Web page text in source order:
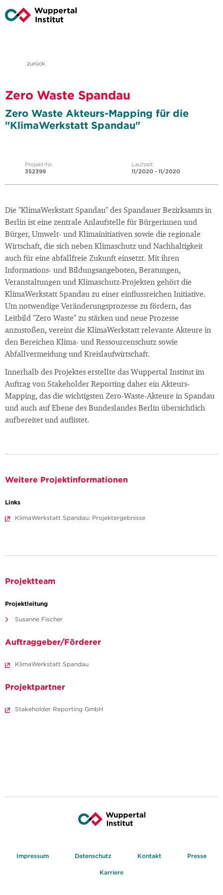
zurück
Zero Waste Spandau
Zero Waste Akteurs-Mapping für die
"KlimaWerkstatt Spandau"
Projekt-Nr.
352399
Laufzeit
11/2020 - 11/2020
Die "KlimaWerkstatt Spandau" des Spandauer Bezirksamts in
Berlin ist eine zentrale Anlaufstelle für Bürgerinnen und
Bürger, Umwelt- und Klimainitiativen sowie die regionale
Wirtschaft, die sich neben Klimaschutz und Nachhaltigkeit
auch für eine abfallfreie Zukunft einsetzt. Mit ihren
Informations- und Bildungsangeboten, Beratungen,
Veranstaltungen und Klimaschutz-Projekten gehört die
KlimaWerkstatt Spandau zu einer einflussreichen Initiative.
Um notwendige Veränderungsprozesse zu fördern, das
Leitbild "Zero Waste" zu stärken und neue Prozesse
anzustoßen, vereint die KlimaWerkstatt relevante Akteure in
den Bereichen Klima- und Ressourcenschutz sowie
Abfallvermeidung und Kreislaufwirtschaft.
Innerhalb des Projektes erstellte das Wuppertal Institut im
Auftrag von Stakeholder Reporting daher ein Akteurs-
Mapping, das die wichtigsten Zero-Waste-Akteure in Spandau
und auch auf Ebene des Bundeslandes Berlin übersichtlich
aufbereitet und auflistet.
Weitere Projektinformationen
Links
KlimaWerkstatt Spandau: Projektergebnisse
Projektteam
Projektleitung
Susanne Fischer
Auftraggeber/Förderer
KlimaWerkstatt Spandau
Projektpartner
Stakeholder Reporting GmbH
Impressum Datenschutz Kontakt Presse
Karriere